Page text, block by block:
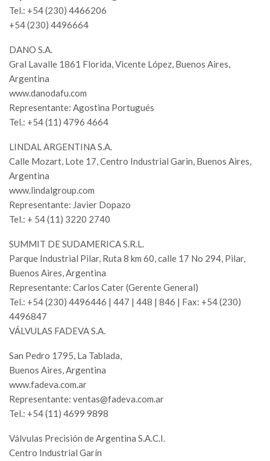
Tel.: +54 (230) 4466206
+54 (230) 4496664
DANO S.A.
Gral Lavalle 1861 Florida, Vicente López, Buenos Aires,
Argentina
www.danodafu.com
Representante: Agostina Portugués
Tel.: +54 (11) 4796 4664
LINDAL ARGENTINA S.A.
Calle Mozart, Lote 17, Centro Industrial Garin, Buenos Aires,
Argentina
www.lindalgroup.com
Representante: Javier Dopazo
Tel.: + 54 (11) 3220 2740
SUMMIT DE SUDAMERICA S.R.L.
Parque Industrial Pilar, Ruta 8 km 60, calle 17 No 294, Pilar,
Buenos Aires, Argentina
Representante: Carlos Cater (Gerente General)
Tel.: +54 (230) 4496446 | 447 | 448 | 846 | Fax: +54 (230)
4496847
VÁLVULAS FADEVA S.A.
San Pedro 1795, La Tablada,
Buenos Aires, Argentina
www.fadeva.com.ar
Representante: ventas@fadeva.com.ar
Tel.: +54 (11) 4699 9898
Válvulas Precisión de Argentina S.A.C.I.
Centro Industrial Garín